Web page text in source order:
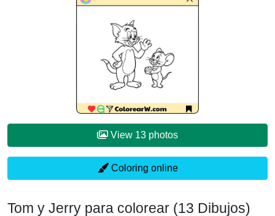
View 13 photos
Coloring online
Tom y Jerry para colorear (13 Dibujos)